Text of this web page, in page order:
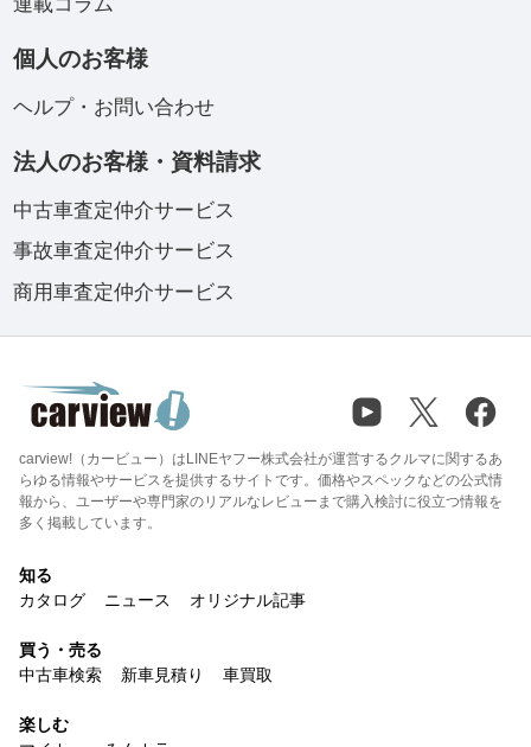
個人のお客様
ヘルプ・お問い合わせ
法人のお客様・資料請求
中古車査定仲介サービス
事故車査定仲介サービス
商用車査定仲介サービス
carview!（カービュー）はLINEヤフー株式会社が運営するクルマに関するあ
らゆる情報やサービスを提供するサイトです。価格やスペックなどの公式情
報から、ユーザーや専門家のリアルなレビューまで購入検討に役立つ情報を
多く掲載しています。
知る
カタログ
ニュース オリジナル記事
買う・売る
中古車検索
新車見積り 車買取
楽しむ